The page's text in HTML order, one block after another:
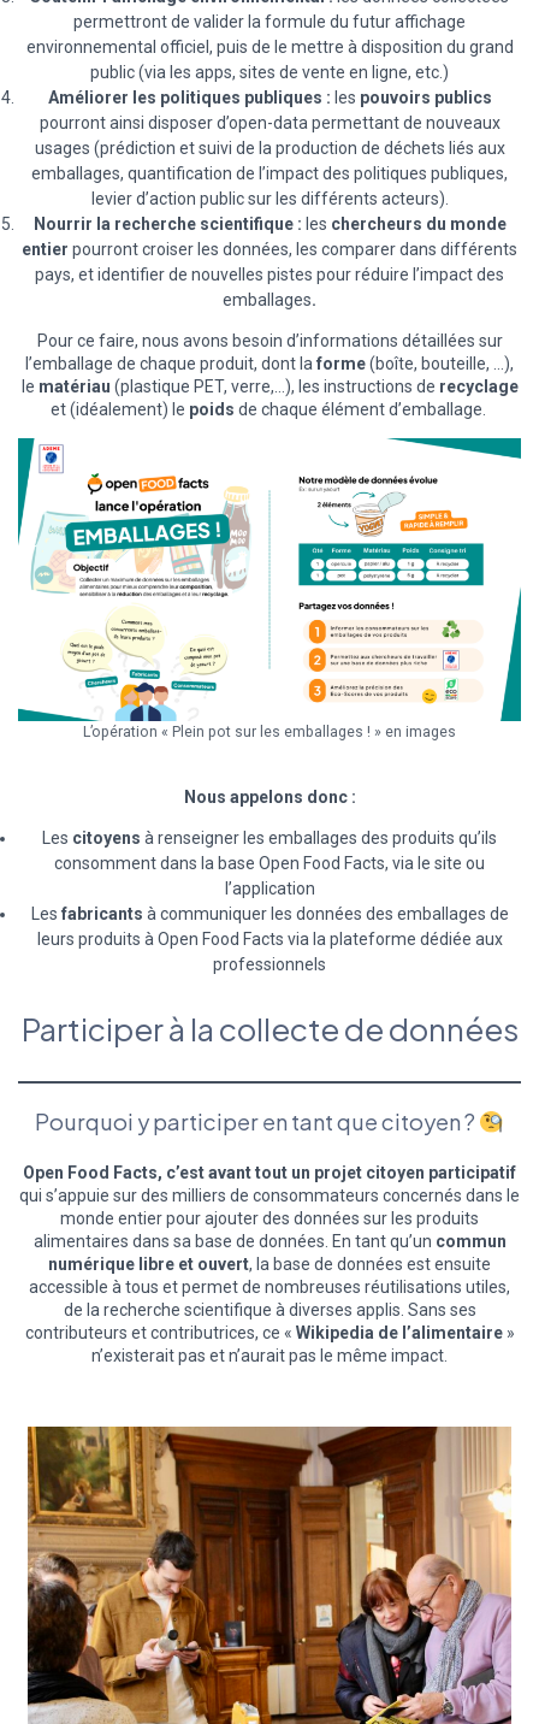
permettront de valider la formule du futur affichage
environnemental officiel, puis de le mettre à disposition du grand
public (via les apps, sites de vente en ligne, etc.)
Améliorer les politiques publiques : les pouvoirs publics
pourront ainsi disposer d’open-data permettant de nouveaux
usages (prédiction et suivi de la production de déchets liés aux
emballages, quantification de l’impact des politiques publiques,
levier d’action public sur les différents acteurs).
Nourrir la recherche scientifique : les chercheurs du monde
entier pourront croiser les données, les comparer dans différents
pays, et identifier de nouvelles pistes pour réduire l’impact des
emballages.
Pour ce faire, nous avons besoin d’informations détaillées sur
l’emballage de chaque produit, dont la forme(boîte, bouteille, …),
le matériau (plastique PET, verre,…), les instructions de recyclage
et (idéalement) le poids de chaque élément d’emballage.
L’opération « Plein pot sur les emballages ! » en images
Nous appelons donc :
Les citoyens à renseigner les emballages des produits qu’ils
consomment dans la base Open Food Facts, via le site ou
l’application
Les fabricants à communiquer les données des emballages de
leurs produits à Open Food Facts via la plateforme dédiée aux
professionnels
Participer à la collecte de données
Pourquoi y participer en tant que citoyen ?
Open Food Facts, c’est avant tout un projet citoyen participatif
qui s’appuie sur des milliers de consommateurs concernés dans le
monde entier pour ajouter des données sur les produits
alimentaires dans sa base de données. En tant qu’un commun
numérique libre et ouvert, la base de données est ensuite
accessible à tous et permet de nombreuses réutilisations utiles,
de la recherche scientifique à diverses applis. Sans ses
contributeurs et contributrices, ce « Wikipedia de l’alimentaire»
n’existerait pas et n’aurait pas le même impact.